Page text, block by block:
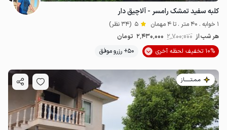
کلبه سفید تمشک رامسر - آلاچیق دار
1 خوابه . 40 متر . تا 4 مهمان 5 (34 نظر)
هر شب از 2٬700٬000 2٬430٬000 تومان
10% تخفیف لحظه آخری
50+ رزرو موفق
مـمـتــــــاز